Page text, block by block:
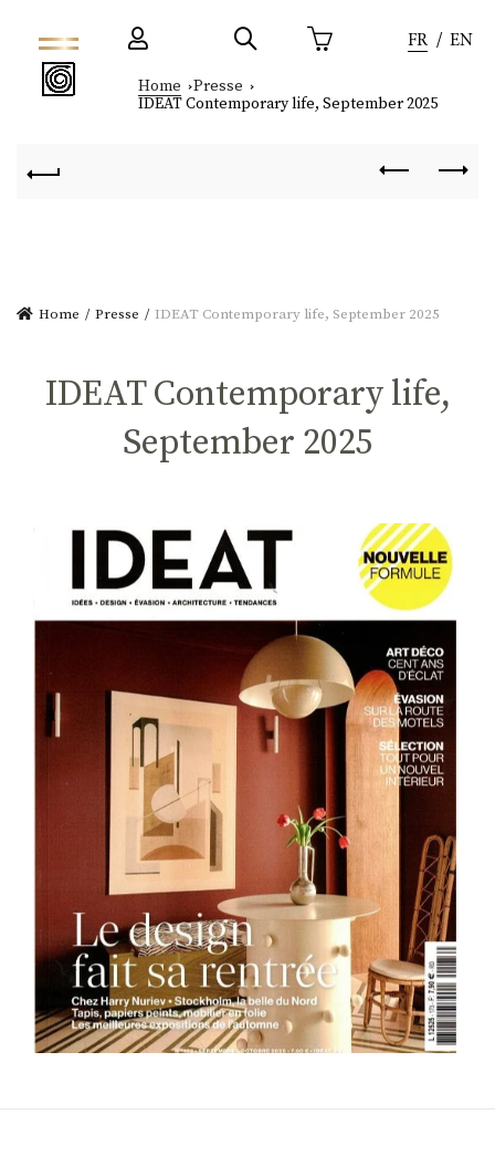
Home
Presse
IDEAT Contemporary life, September 2025
Home Presse IDEAT Contemporary life, September 2025
IDEAT Contemporary life,
September 2025
FR EN